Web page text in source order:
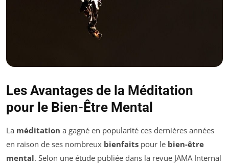
Les Avantages de la Méditation
pour le Bien-Être Mental
La méditation a gagné en popularité ces dernières années
en raison de ses nombreux bienfaits pour le bien-être
mental. Selon une étude publiée dans la revue JAMA Internal